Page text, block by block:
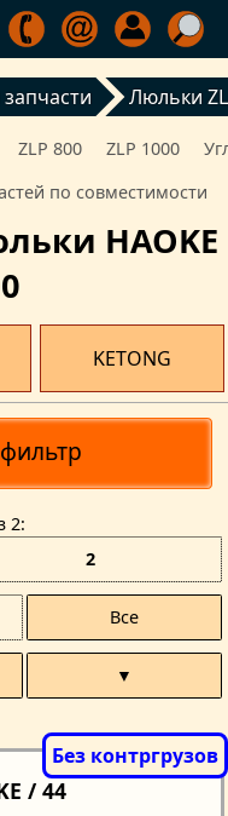
Люльки
ZLP 800 ZLP 1000
по совместимости
HAOKE
2
2
Все
▼
/ 44
KETONG